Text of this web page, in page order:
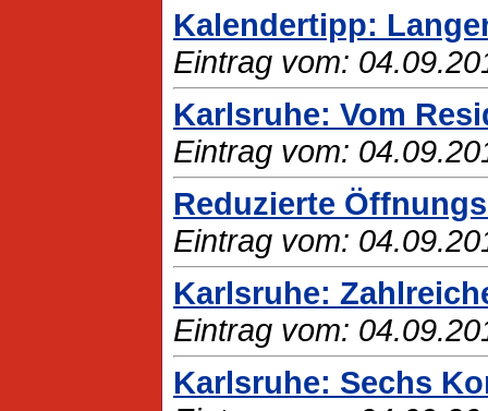
Kalendertipp:
Eintrag vom:
Karlsruhe: Vom
Eintrag vom:
Reduzierte
Eintrag vom:
Karlsruhe:
Eintrag vom:
Karlsruhe: Sechs